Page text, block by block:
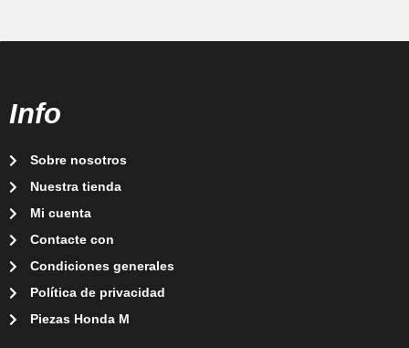
Info
Sobre nosotros
Nuestra tienda
Mi cuenta
Contacte con
Condiciones generales
Política de privacidad
Piezas Honda M